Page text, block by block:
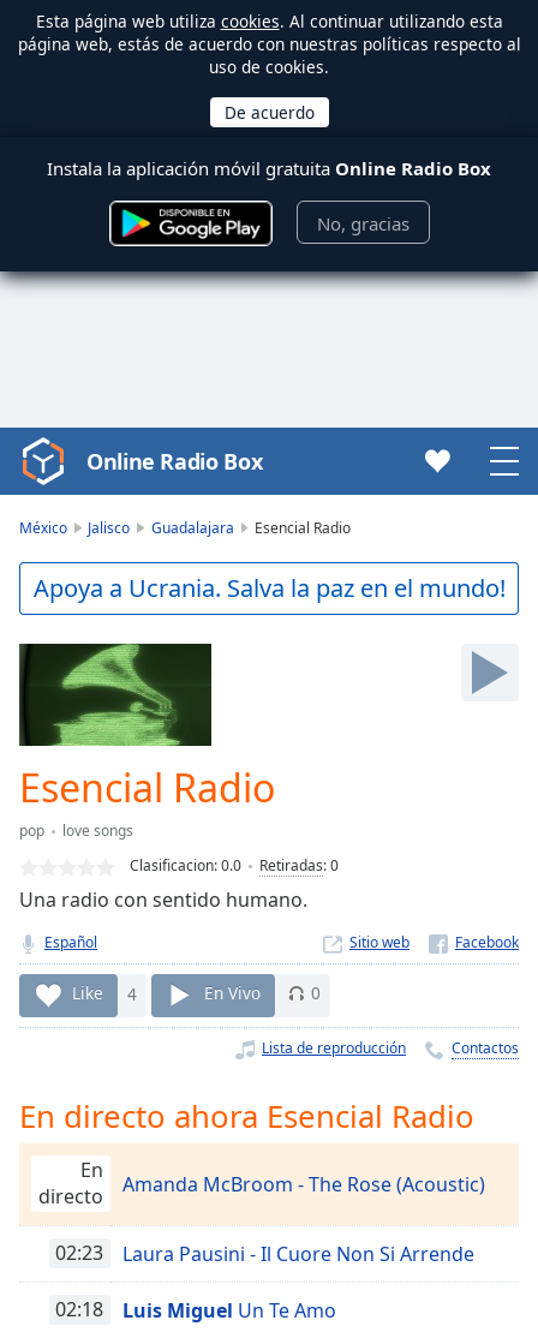
Esta página web utiliza cookies. Al continuar utilizando esta
página web, estás de acuerdo con nuestras políticas respecto al
uso de cookies.
Instala la aplicación móvil gratuita Online Radio Box
No, gracias
Video
Player
Play
Video
Backward
Mute
Current
Time0:00
Duration
0.00%
TypeLIVE
Seek to
live,
currently
Time-
Playback
Rate
Chapters
Chapters
Online Radio Box
México Jalisco Guadalajara Esencial Radio
Apoya a Ucrania. Salva la paz en el mundo!
Esencial Radio
pop
love songs
Clasificacion:0.0 Retiradas:0
Una radio con sentido humano.
Español Sitio web
Like 4 En Vivo 0
Lista de reproducción Contactos
En directo ahora Esencial Radio
En
directo
Amanda McBroom - The Rose (Acoustic)
02:23 Laura Pausini - Il Cuore Non Si Arrende
02:18 Luis Miguel Un Te Amo